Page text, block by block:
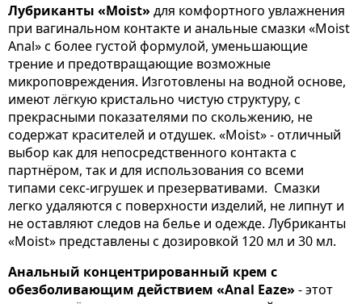
Лубриканты «Moist»для комфортного увлажнения
при вагинальном контакте и анальные смазки «Moist
Anal» с более густой формулой, уменьшающие
трение и предотвращающие возможные
микроповреждения. Изготовлены на водной основе,
имеют лёгкую кристально чистую структуру, с
прекрасными показателями по скольжению, не
содержат красителей и отдушек. «Moist» - отличный
выбор как для непосредственного контакта с
партнёром, так и для использования со всеми
типами секс-игрушек и презервативами. Смазки
легко удаляются с поверхности изделий, не липнут и
не оставляют следов на белье и одежде. Лубриканты
«Moist» представлены с дозировкой 120 мл и 30 мл.
Анальный концентрированный крем с
обезболивающим действием «Anal Eaze»- этот